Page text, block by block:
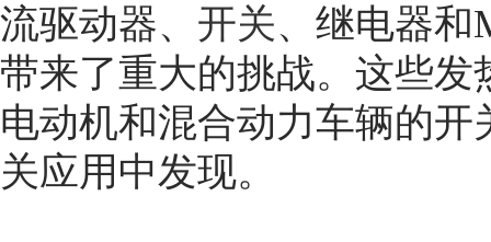
流驱动器、 开关、继电器和
带来了重大的挑战。这些
电动机和混合动力车辆的开
关应用中发现。